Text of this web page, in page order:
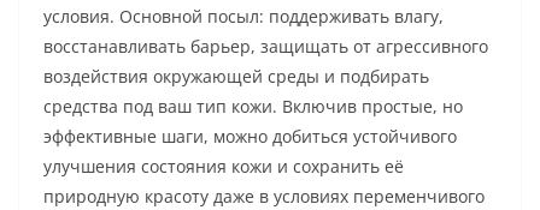
условия. Основной посыл: поддерживать влагу,
восстанавливать барьер, защищать от агрессивного
воздействия окружающей среды и подбирать
средства под ваш тип кожи. Включив простые, но
эффективные шаги, можно добиться устойчивого
улучшения состояния кожи и сохранить её
природную красоту даже в условиях переменчивого